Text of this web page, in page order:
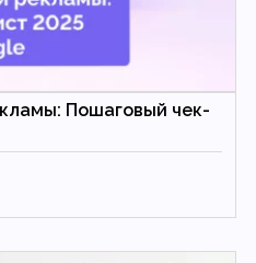
Пошаговый чек-